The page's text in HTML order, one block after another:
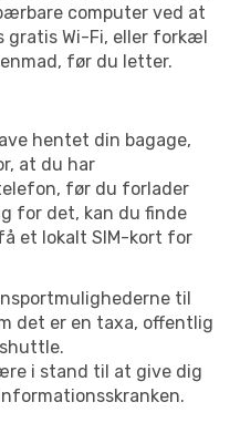
computer ved at
gratis Wi-Fi, eller forkæl
før du letter.
hentet din bagage,
at du har
før du forlader
for det, kan du finde
et lokalt SIM-kort for
til
det er en taxa, offentlig
i stand til at give dig